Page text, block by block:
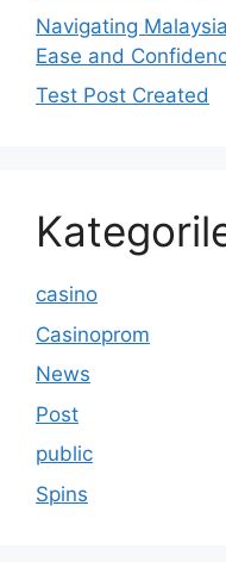
Navigating
Ease and
Test Post Created
casino
Casinoprom
News
Post
public
Spins